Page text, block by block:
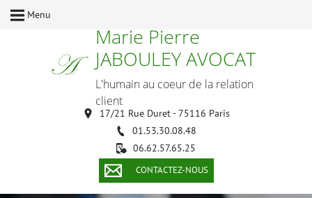
Menu
Marie Pierre
JABOULEY AVOCAT
L'humain au coeur de la relation
client
17/21 Rue Duret - 75116 Paris
01.53.30.08.48
06.62.57.65.25
CONTACTEZ-NOUS